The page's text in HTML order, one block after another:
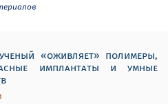
«оживляет» полимеры,
имплантаты и умные